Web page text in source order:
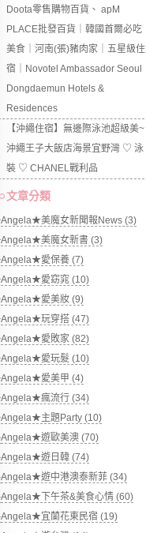
Doota零售購物百貨、 apM
PLACE批發百貨｜韓國首爾必吃
美食｜河南(張)豬肉家｜五星級住
宿｜Novotel Ambassador Seoul
Dongdaemun Hotels &
Residences
【沖繩住宿】無邊際泳池超級美~
沖繩王子大飯店海景宜野灣 ♡ 泳
裝 ♡ CHANEL戰利品
文章分類
Angela★美魔女新聞報News (3)
Angela★美魔女新書 (3)
Angela★愛保養 (7)
Angela★愛窈窕 (10)
Angela★愛美妝 (9)
Angela★玩穿搭 (47)
Angela★愛敗家 (82)
Angela★愛玩髮 (10)
Angela★愛美甲 (4)
Angela★瘋流行 (34)
Angela★主題Party (10)
Angela★遊歐美澳 (70)
Angela★遊日韓 (74)
Angela★遊中港澳泰新菲 (34)
Angela★下午茶&美食心情 (60)
Angela★宜蘭花東民宿 (19)